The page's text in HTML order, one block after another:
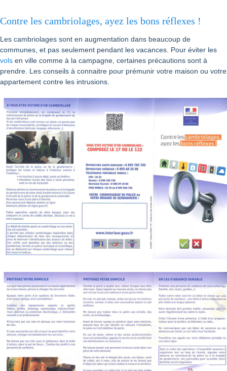
Contre les cambriolages, ayez les bons réflexes !
Les cambriolages sont en augmentation dans beaucoup de
communes, et pas seulement pendant les vacances. Pour éviter les
vols en ville comme à la campagne, certaines précautions sont à
prendre. Les conseils à connaitre pour prémunir votre maison ou votre
appartement contre les intrusions.